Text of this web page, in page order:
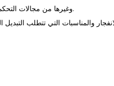
وغيرها من مجالات التحكم الآلي.